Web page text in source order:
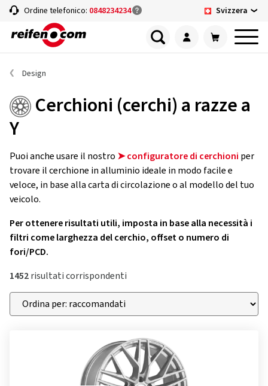
Ordine telefonico: 0848234234 Svizzera
Design
Cerchioni (cerchi) a razze a
Y
Puoi anche usare il nostro ➤ configuratore di cerchioni per
trovare il cerchione in alluminio ideale in modo facile e
veloce, in base alla carta di circolazione o al modello del tuo
veicolo.
Per ottenere risultati utili, imposta in base alla necessità i
filtri come larghezza del cerchio, offset o numero di
fori/PCD.
1452risultati corrispondenti